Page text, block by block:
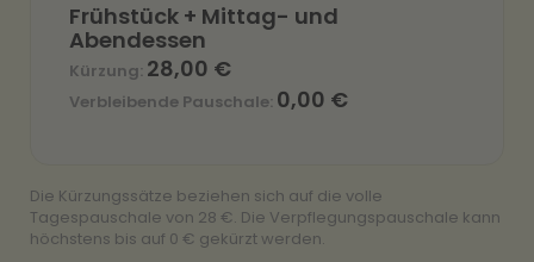
Frühstück + Mittag- und
Abendessen
28,00 €
0,00 €
Die Kürzungssätze beziehen sich auf die volle
Tagespauschale von 28 €. Die Verpflegungspauschale kann
höchstens bis auf 0 € gekürzt werden.